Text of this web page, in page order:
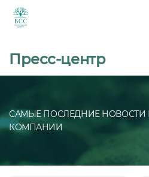
Пресс-центр
САМЫЕ ПОСЛЕДНИЕ НОВОСТИ
КОМПАНИИ